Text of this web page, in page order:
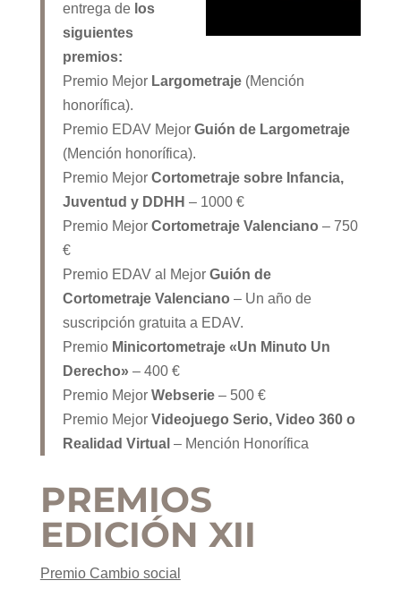
entrega delos
siguientes
premios:
Premio MejorLargometraje(Mención
honorífica).
Premio EDAV Mejor Guión de Largometraje
(Mención honorífica).
Premio Mejor Cortometraje sobre Infancia,
Juventud y DDHH – 1000 €
Premio Mejor Cortometraje Valenciano – 750
€
Premio EDAV al Mejor Guión de
Cortometraje Valenciano – Un año de
suscripción gratuita a EDAV.
Premio Minicortometraje «Un Minuto Un
Derecho»– 400 €
Premio Mejor Webserie– 500 €
Premio Mejor Videojuego Serio, Video 360 o
Realidad Virtual – Mención Honorífica
PREMIOS
EDICIÓN XII
Premio Cambio social